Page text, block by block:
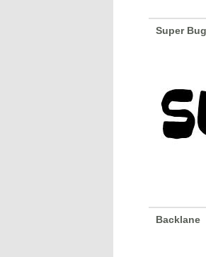
Super
Backlane